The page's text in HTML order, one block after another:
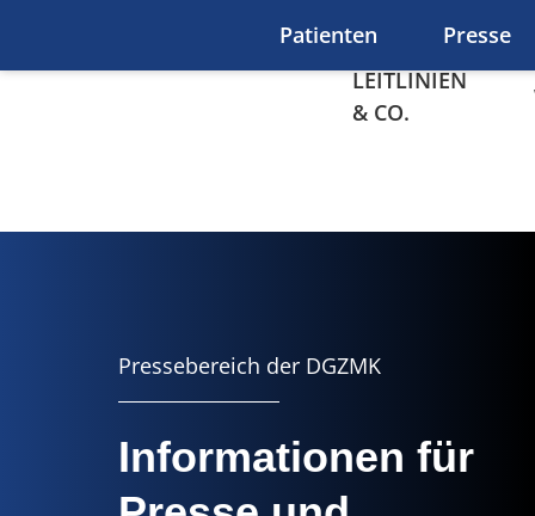
Patienten
Presse
LEITLINIEN
& CO.
Presse
Pressebereich der DGZMK
Informationen für